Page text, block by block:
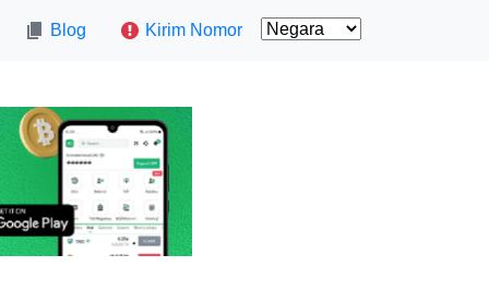
Blog Kirim Nomor